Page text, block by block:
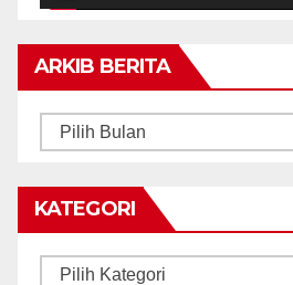
ARKIB BERITA
ARKIB
KATEGORI
Kategori